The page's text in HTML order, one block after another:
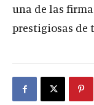
una de las
prestigiosas de